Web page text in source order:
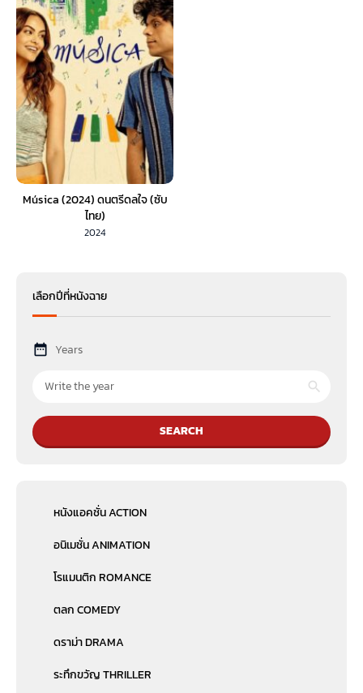
Música (2024) ดนตรีดลใจ (ซับ
ไทย)
2024
เลือกปีที่หนังฉาย
Years
SEARCH
หนังแอคชั่น ACTION
อนิเมชั่น ANIMATION
โรแมนติก ROMANCE
ตลก COMEDY
ดราม่า DRAMA
ระทึกขวัญ THRILLER